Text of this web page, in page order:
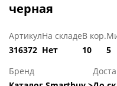
черная
Артикул
316372
На складе
Нет
В кор.
10
5
Бренд